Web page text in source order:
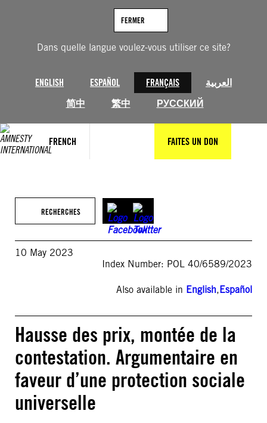
Dans quelle langue voulez-vous utiliser ce site?
ENGLISH ESPAÑOL FRANÇAIS
العربية
简中
繁中 РУССКИЙ
FERMER
FRENCH FAITES UN DON
RECHERCHES
10 May 2023
Index Number: POL 40/6589/2023
Also available in English,Español
Hausse des prix, montée de la
contestation. Argumentaire en
faveur d’une protection sociale
universelle